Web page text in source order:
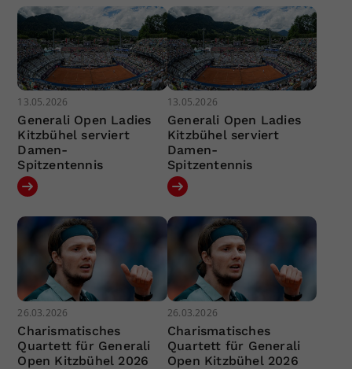
13.05.2026
Generali Open Ladies
Kitzbühel serviert
Damen-
Spitzentennis
13.05.2026
Generali Open Ladies
Kitzbühel serviert
Damen-
Spitzentennis
26.03.2026
Charismatisches
Quartett für Generali
Open Kitzbühel 2026
26.03.2026
Charismatisches
Quartett für Generali
Open Kitzbühel 2026